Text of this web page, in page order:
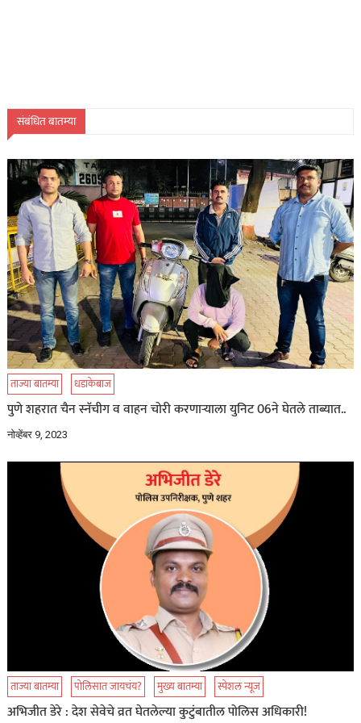
संबंधित बातम्या
ताज्या बातम्या धडाकेबाज
पुणे शहरात चैन स्नॅचीग व वाहन चोरी करणाऱ्याला युनिट 06ने घेतले ताब्यात..
नोव्हेंबर 9, 2023
ताज्या बातम्या पोलिसात जायचंय? मुख्य बातम्या स्पेशल न्यूज
अभिजीत डेरे : देश सेवेचे व्रत घेतलेल्या कुटुंबातील पोलिस अधिकारी!